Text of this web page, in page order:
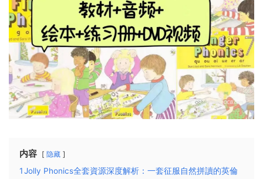
内容 隐藏
1​Jolly Phonics全套資源深度解析：一套征服自然拼讀的英倫